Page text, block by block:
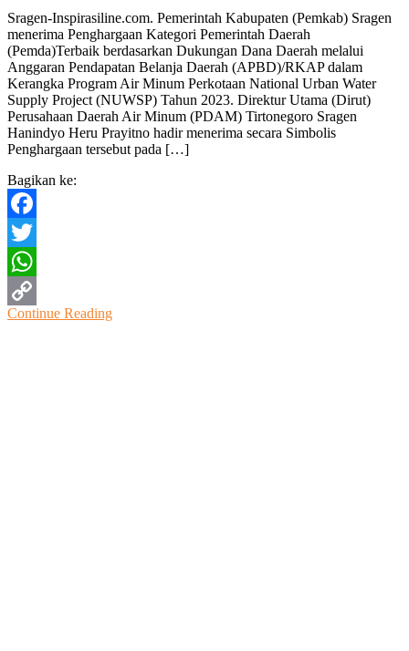
Cakupan
Pelayanan
Air
Bersih,
Pemkab
Sragen
Terima
Penghargaan
Sragen-Inspirasiline.com. Pemerintah Kabupaten (Pemkab) Sragen
menerima Penghargaan Kategori Pemerintah Daerah
(Pemda)Terbaik berdasarkan Dukungan Dana Daerah melalui
Anggaran Pendapatan Belanja Daerah (APBD)/RKAP dalam
Kerangka Program Air Minum Perkotaan National Urban Water
Supply Project (NUWSP) Tahun 2023. Direktur Utama (Dirut)
Perusahaan Daerah Air Minum (PDAM) Tirtonegoro Sragen
Hanindyo Heru Prayitno hadir menerima secara Simbolis
Penghargaan tersebut pada […]
Bagikan ke:
Facebook
Twitter
WhatsApp
Copy
Continue Reading